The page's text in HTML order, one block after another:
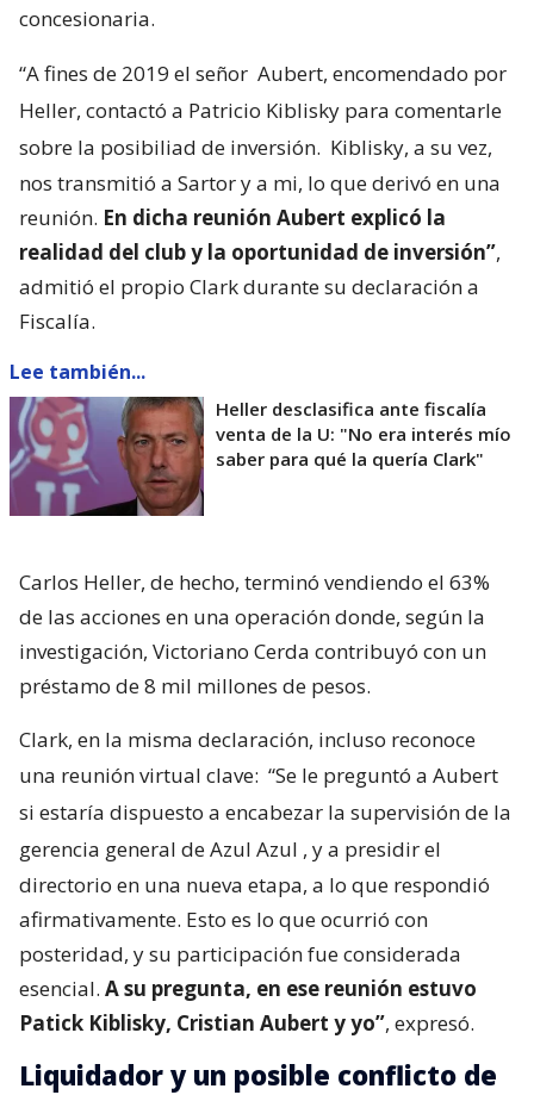
concesionaria.
“A fines de 2019 el señor Aubert, encomendado por
Heller, contactó a Patricio Kiblisky para comentarle
sobre la posibiliad de inversión. Kiblisky, a su vez,
nos transmitió a Sartor y a mi, lo que derivó en una
reunión. En dicha reunión Aubert explicó la
realidad del club y la oportunidad de inversión”,
admitió el propio Clark durante su declaración a
Fiscalía.
Lee también...
Heller desclasifica ante fiscalía
venta de la U: "No era interés mío
saber para qué la quería Clark"
Carlos Heller, de hecho, terminó vendiendo el 63%
de las acciones en una operación donde, según la
investigación, Victoriano Cerda contribuyó con un
préstamo de 8 mil millones de pesos.
Clark, en la misma declaración, incluso reconoce
una reunión virtual clave: “Se le preguntó a Aubert
si estaría dispuesto a encabezar la supervisión de la
gerencia general de Azul Azul , y a presidir el
directorio en una nueva etapa, a lo que respondió
afirmativamente. Esto es lo que ocurrió con
posteridad, y su participación fue considerada
esencial. A su pregunta, en ese reunión estuvo
Patick Kiblisky, Cristian Aubert y yo”, expresó.
Liquidador y un posible conflicto de